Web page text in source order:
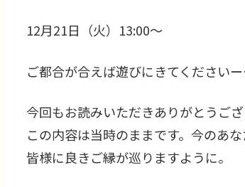
12月21日（火）13:00～
ご都合が合えば遊びにきてください
今回もお読みいただきありがとうござ
この内容は当時のままです。今のあ
皆様に良きご縁が巡りますように。